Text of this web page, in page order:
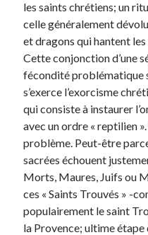
les saints chrétiens; un
celle généralement
et dragons qui hantent
Cette conjonction d’une
fécondité problématique
s’exerce l’exorcisme
qui consiste à instaurer
avec un ordre « reptilien
problème. Peut-être
sacrées échouent
Morts, Maures, Juifs ou
ces « Saints Trouvés » -
populairement le saint
la Provence; ultime étape